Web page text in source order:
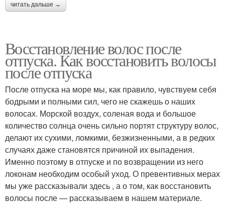
читать дальше →
Восстановление волос после
отпуска. Как восстановить волосы
после отпуска
После отпуска на море мы, как правило, чувствуем себя
бодрыми и полными сил, чего не скажешь о наших
волосах. Морской воздух, соленая вода и большое
количество солнца очень сильно портят структуру волос,
делают их сухими, ломкими, безжизненными, а в редких
случаях даже становятся причиной их выпадения.
Именно поэтому в отпуске и по возвращении из него
локонам необходим особый уход. О превентивных мерах
мы уже рассказывали здесь , а о том, как восстановить
волосы после — рассказываем в нашем материале.